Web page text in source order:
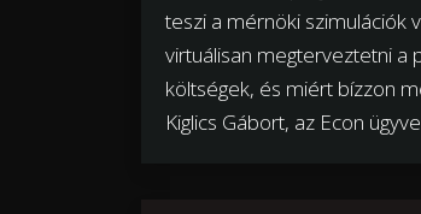
teszi a mérnöki szimulációk
virtuálisan megterveztetni a
költségek, és miért bízzon
Kiglics Gábort, az Econ